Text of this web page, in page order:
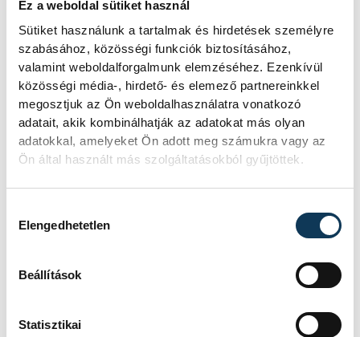
Ez a weboldal sütiket használ
Sütiket használunk a tartalmak és hirdetések személyre
szabásához, közösségi funkciók biztosításához,
valamint weboldalforgalmunk elemzéséhez. Ezenkívül
közösségi média-, hirdető- és elemező partnereinkkel
megosztjuk az Ön weboldalhasználatra vonatkozó
adatait, akik kombinálhatják az adatokat más olyan
adatokkal, amelyeket Ön adott meg számukra vagy az
Ön által használt más szolgáltatásokból gyűjtöttek.
Elengedhetetlen
Beállítások
Statisztikai